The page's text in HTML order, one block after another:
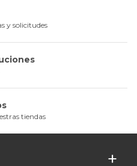
y solicitudes
tiendas